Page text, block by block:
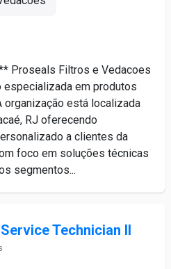
Proseals Filtros e Vedacoes
especializada em produtos
organização está localizada
RJ oferecendo
a clientes da
foco em soluções técnicas
segmentos...
Technician II